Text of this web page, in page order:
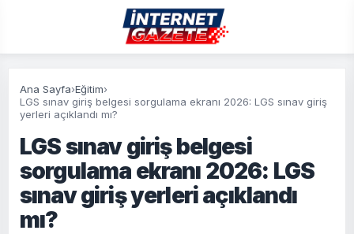
Ana Sayfa›Eğitim›
LGS sınav giriş belgesi sorgulama ekranı 2026: LGS sınav giriş
yerleri açıklandı mı?
LGS sınav giriş belgesi
sorgulama ekranı 2026: LGS
sınav giriş yerleri açıklandı
mı?